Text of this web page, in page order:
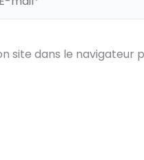
site dans le navigateur